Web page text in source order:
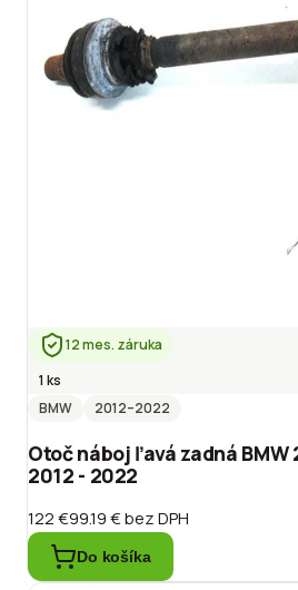
12 mes. záruka
1 ks
BMW
2012–2022
Otoč náboj ľavá zadná BMW
2012 - 2022
122 €99.19 €bez DPH
Do košíka